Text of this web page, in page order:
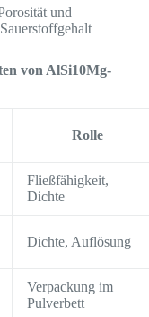
und
von AlSi10Mg-
Rolle
Fließfähigkeit,
Dichte
Dichte, Auflösung
Verpackung im
Pulverbett